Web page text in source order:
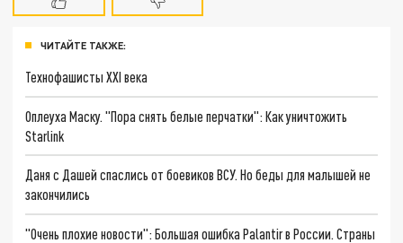
ЧИТАЙТЕ ТАКЖЕ:
Технофашисты XXI века
Оплеуха Маску. "Пора снять белые перчатки": Как уничтожить
Starlink
Даня с Дашей спаслись от боевиков ВСУ. Но беды для малышей не
закончились
"Очень плохие новости": Большая ошибка Palantir в России. Страны